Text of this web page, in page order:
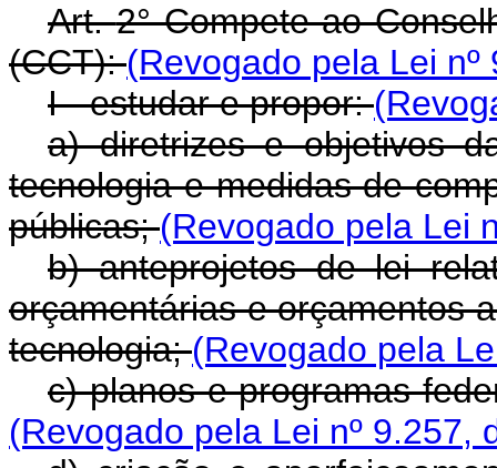
Art. 2° Compete ao
(CCT):(Revogado pela Lei
I - estudar e propor:
a) diretrizes e objetivos
tecnologia e medidas de
públicas;(Revogado pela Lei
b) anteprojetos de lei
orçamentárias e orçamentos
tecnologia;(Revogado pela
c) planos e programas
(Revogado pela Lei nº 9.257,